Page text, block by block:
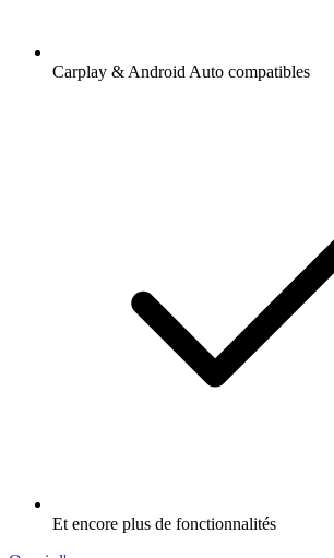
Carplay & Android Auto compatibles
Et encore plus de fonctionnalités